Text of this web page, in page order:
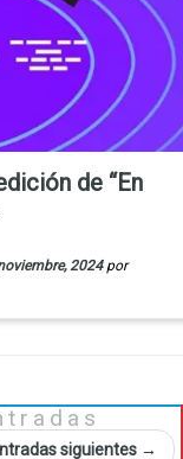
de “En
2024 por
siguientes →